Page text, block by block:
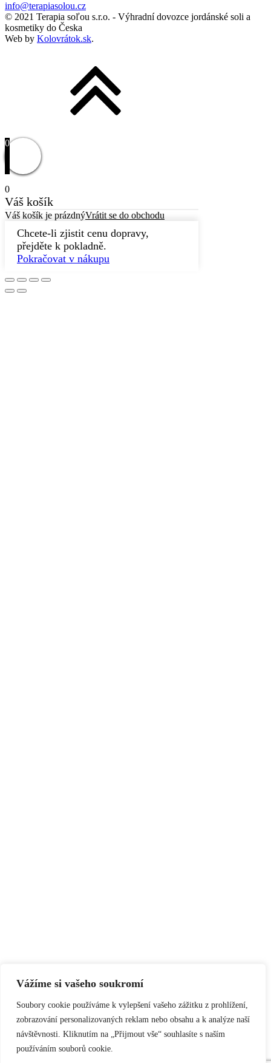
Vážíme si vašeho soukromí
Soubory cookie používáme k vylepšení vašeho zážitku z prohlížení,
zobrazování personalizovaných reklam nebo obsahu a k analýze naší
návštěvnosti. Kliknutím na „Přijmout vše“ souhlasíte s naším
používáním souborů cookie.
info@terapiasolou.cz
© 2021 Terapia soľou s.r.o. - Výhradní dovozce jordánské soli a
kosmetiky do Česka
Web by Kolovrátok.sk.
0
0
Váš košík
Váš košík je prázdnýVrátit se do obchodu
Chcete-li zjistit cenu dopravy,
přejděte k pokladně.
Pokračovat v nákupu